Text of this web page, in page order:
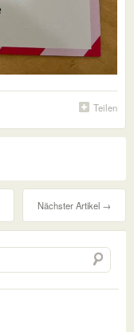
Teilen
Nächster Artikel →